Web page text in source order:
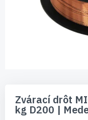
začiatok
galérie
Zvárací drôt
kg D200 |